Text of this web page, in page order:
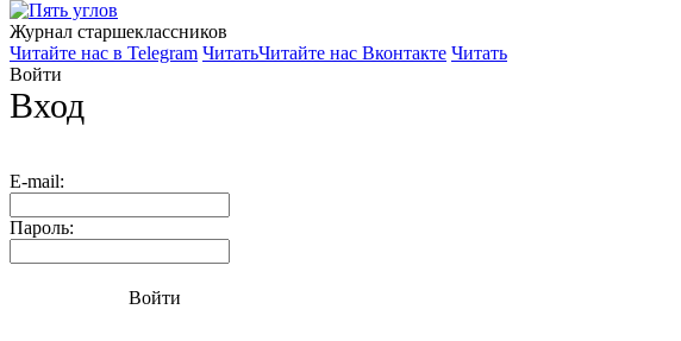
Журнал старшекласcников
Читайте нас в Telegram ЧитатьЧитайте нас Вконтакте Читать
Войти
Вход
E-mail:
Пароль:
Войти